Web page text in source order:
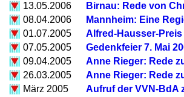
13.05.2006
Birnau: Rede von
08.04.2006
Mannheim: Eine
01.07.2005
Alfred-Hausser-Preis
07.05.2005
Gedenkfeier 7. Mai
09.04.2005
Anne Rieger: Rede
26.03.2005
Anne Rieger: Rede
März 2005
Aufruf der VVN-BdA